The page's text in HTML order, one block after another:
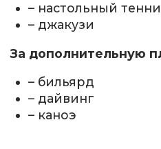
– настольный
– джакузи
За дополнительную
– бильярд
– дайвинг
– каноэ